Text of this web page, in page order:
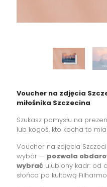
Voucher na zdjęcia
miłośnika Szczecina
Szukasz pomysłu na
lub kogoś, kto kocha to
Voucher na zdjęcia
wybór — pozwala
wybrać ulubiony kadr: od
słońca po kultową